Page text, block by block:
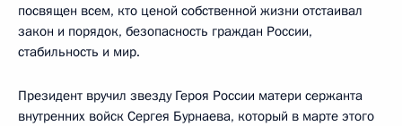
посвящен всем, кто ценой собственной жизни отстаивал
закон и порядок, безопасность граждан России,
стабильность и мир.
Президент вручил звезду Героя России матери сержанта
внутренних войск Сергея Бурнаева, который в марте этого